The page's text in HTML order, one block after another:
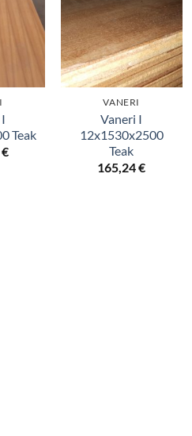
Teak
€
VANERI
Vaneri I
12x1530x2500
Teak
165,24€